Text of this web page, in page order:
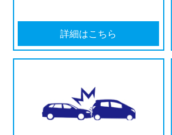
過失割合に
納得がいかない